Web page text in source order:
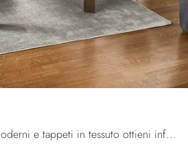
Se vuoi Complementi moderni e tappeti in tessuto ottieni informazioni sul modello Vully dell'azienda Connubia.